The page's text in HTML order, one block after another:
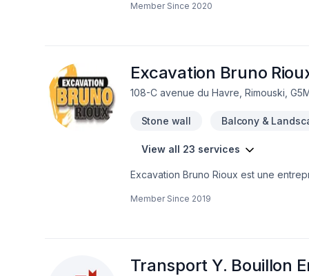
satisfaction client à Abitibi-
Member Since 2020
Excavation Bruno
108-C avenue du Havre, Rimouski,
Stone wall Balcony &
View all 23 services
Excavation Bruno Rioux est une
référence. Nous donnons aussi le
Member Since 2019
Transport Y. Bouillon